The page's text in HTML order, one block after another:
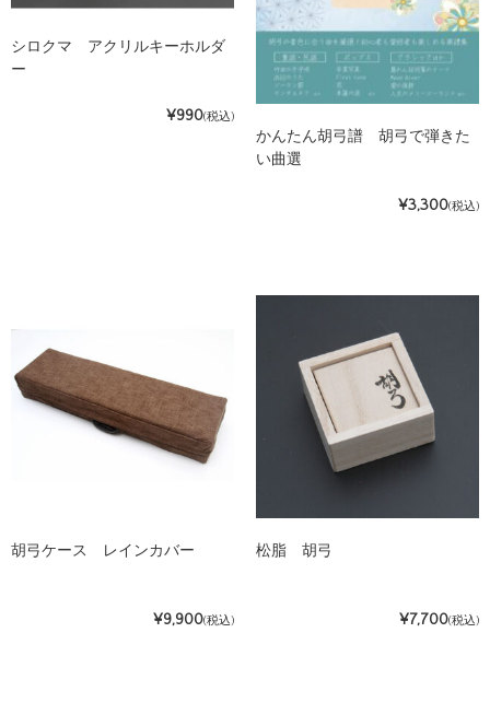
シロクマ アクリルキーホルダ
ー
¥990(税込)
かんたん胡弓譜 胡弓で弾きた
い曲選
¥3,300(税込)
胡弓ケース レインカバー
¥9,900(税込)
松脂 胡弓
¥7,700(税込)